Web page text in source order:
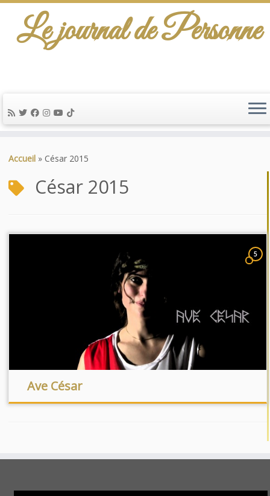
au
Le journal de Personne
Accueil » César 2015
César 2015
5
Ave César